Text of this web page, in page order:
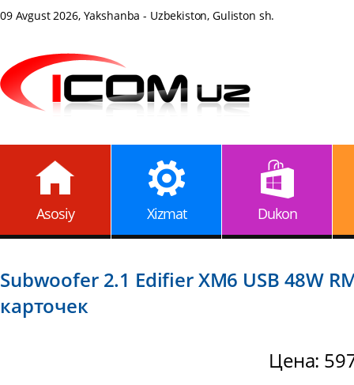
09 Avgust 2026, Yakshanba - Uzbekiston, Guliston sh.
Asosiy Xizmat Dukon
Subwoofer 2.1 Edifier XM6 USB 48W
карточек
Цена: